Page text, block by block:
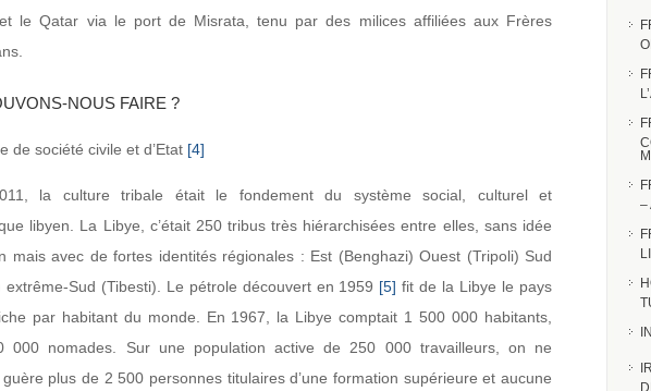
le Qatar via le port de Misrata, tenu par des milices affiliées aux Frères
NOUS FAIRE ?
de société civile et d’Etat [4]
la culture tribale était le fondement du système social, culturel et
libyen. La Libye, c’était 250 tribus très hiérarchisées entre elles, sans idée
mais avec de fortes identités régionales : Est (Benghazi) Ouest (Tripoli) Sud
extrême-Sud (Tibesti). Le pétrole découvert en 1959 [5] fit de la Libye le pays
par habitant du monde. En 1967, la Libye comptait 1 500 000 habitants,
000 nomades. Sur une population active de 250 000 travailleurs, on ne
plus de 2 500 personnes titulaires d’une formation supérieure et aucune